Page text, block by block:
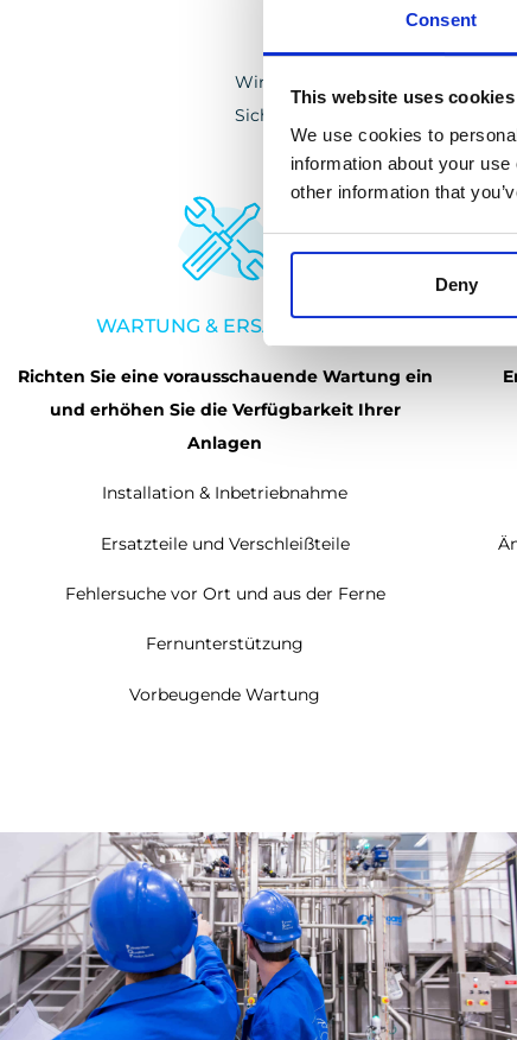
Consent
This website uses cookies
We use cookies to
information about your
other information that
Deny
Wir bieten eine Reihe von
Sicherheitsbedingungen und
WARTUNG & ERSATZTEILE
Richten Sie eine vorausschauende Wartung ein
und erhöhen Sie die Verfügbarkeit Ihrer
Anlagen
Installation & Inbetriebnahme
Ersatzteile und Verschleißteile
Fehlersuche vor Ort und aus der Ferne
Fernunterstützung
Vorbeugende Wartung